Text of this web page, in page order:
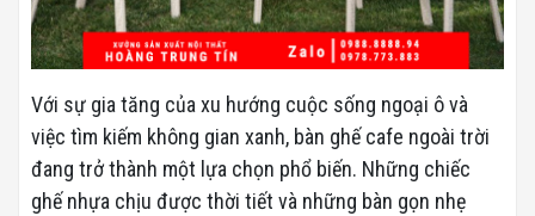
Với sự gia tăng của xu hướng cuộc sống ngoại ô và
việc tìm kiếm không gian xanh, bàn ghế cafe ngoài trời
đang trở thành một lựa chọn phổ biến. Những chiếc
ghế nhựa chịu được thời tiết và những bàn gọn nhẹ